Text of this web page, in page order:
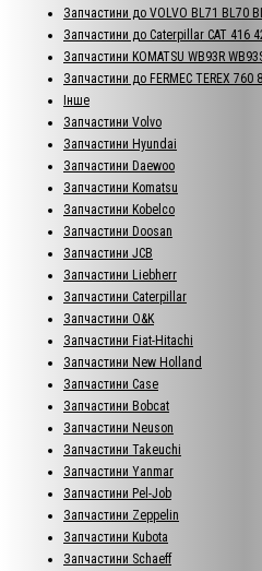
Запчастини до VOLVO BL71 BL70
Запчастини до Caterpillar CAT 416
Запчастини KOMATSU WB93R
Запчастини до FERMEC TEREX 760
Інше
Запчастини Volvo
Запчастини Hyundai
Запчастини Daewoo
Запчастини Komatsu
Запчастини Kobelco
Запчастини Doosan
Запчастини JCB
Запчастини Liebherr
Запчастини Caterpillar
Запчастини O&K
Запчастини Fiat-Hitachi
Запчастини New Holland
Запчастини Case
Запчастини Bobcat
Запчастини Neuson
Запчастини Takeuchi
Запчастини Yanmar
Запчастини Pel-Job
Запчастини Zeppelin
Запчастини Kubota
Запчастини Schaeff